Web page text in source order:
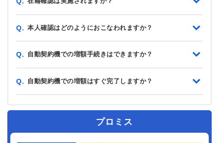
Q. 本人確認はどのようにおこなわれますか？
Q. 自動契約機での増額手続きはできますか？
Q. 自動契約機での増額はすぐ完了しますか？
プロミス